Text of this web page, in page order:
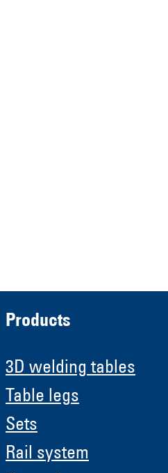
Products
3D welding tables
Table legs
Sets
Rail system